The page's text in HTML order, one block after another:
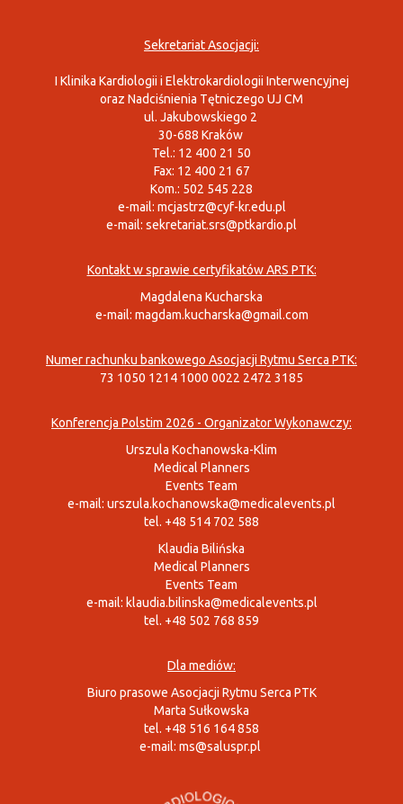
Sekretariat Asocjacji:
I Klinika Kardiologii i Elektrokardiologii Interwencyjnej
oraz Nadciśnienia Tętniczego UJ CM
ul. Jakubowskiego 2
30-688 Kraków
Tel.: 12 400 21 50
Fax: 12 400 21 67
Kom.: 502 545 228
e-mail: mcjastrz@cyf-kr.edu.pl
e-mail: sekretariat.srs@ptkardio.pl
Kontakt w sprawie certyfikatów ARS PTK:
Magdalena Kucharska
e-mail: magdam.kucharska@gmail.com
Numer rachunku bankowego Asocjacji Rytmu Serca PTK:
73 1050 1214 1000 0022 2472 3185
Konferencja Polstim 2026 - Organizator Wykonawczy:
Urszula Kochanowska-Klim
Medical Planners
Events Team
e-mail: urszula.kochanowska@medicalevents.pl
tel. +48 514 702 588
Klaudia Bilińska
Medical Planners
Events Team
e-mail: klaudia.bilinska@medicalevents.pl
tel. +48 502 768 859
Dla mediów:
Biuro prasowe Asocjacji Rytmu Serca PTK
Marta Sułkowska
tel. +48 516 164 858
e-mail: ms@saluspr.pl